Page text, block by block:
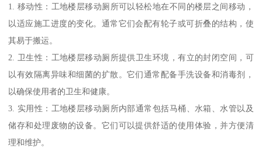
1. 移动性：工地楼层移动厕所可以轻松地在不同的楼层之间移动，
以适应施工进度的变化。通常它们会配有轮子或可折叠的结构，使
其易于搬运。
2. 卫生性：工地楼层移动厕所提供卫生环境，有立的封闭空间，可
以有效隔离异味和细菌的扩散。它们通常配备手洗设备和消毒剂，
以确保使用者的卫生和健康。
3. 实用性：工地楼层移动厕所内部通常包括马桶、水箱、水管以及
储存和处理废物的设备。它们可以提供舒适的使用体验，并方便清
理和维护。